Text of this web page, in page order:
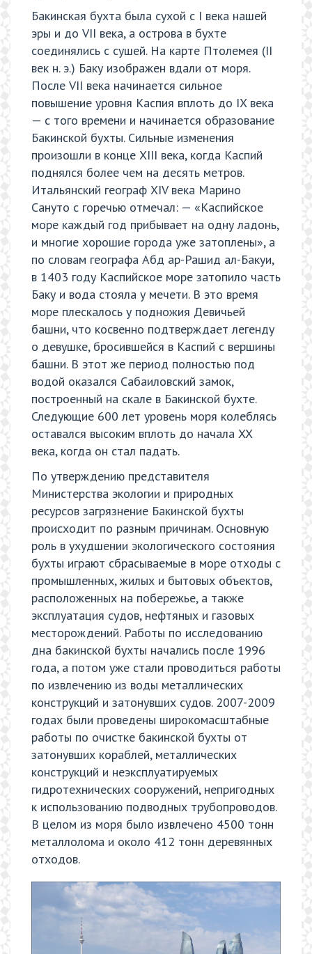
Бакинская бухта была сухой с I века нашей
эры и до VII века, а острова в бухте
соединялись с сушей. На карте Птолемея (II
век н. э.) Баку изображен вдали от моря.
После VII века начинается сильное
повышение уровня Каспия вплоть до IX века
— с того времени и начинается образование
Бакинской бухты. Сильные изменения
произошли в конце XIII века, когда Каспий
поднялся более чем на десять метров.
Итальянский географ XIV века Марино
Сануто с горечью отмечал: — «Каспийское
море каждый год прибывает на одну ладонь,
и многие хорошие города уже затоплены», а
по словам географа Абд ар-Рашид ал-Бакуи,
в 1403 году Каспийское море затопило часть
Баку и вода стояла у мечети. В это время
море плескалось у подножия Девичьей
башни, что косвенно подтверждает легенду
о девушке, бросившейся в Каспий с вершины
башни. В этот же период полностью под
водой оказался Сабаиловский замок,
построенный на скале в Бакинской бухте.
Следующие 600 лет уровень моря колеблясь
оставался высоким вплоть до начала XX
века, когда он стал падать.
По утверждению представителя
Министерства экологии и природных
ресурсов загрязнение Бакинской бухты
происходит по разным причинам. Основную
роль в ухудшении экологического состояния
бухты играют сбрасываемые в море отходы с
промышленных, жилых и бытовых объектов,
расположенных на побережье, а также
эксплуатация судов, нефтяных и газовых
месторождений. Работы по исследованию
дна бакинской бухты начались после 1996
года, а потом уже стали проводиться работы
по извлечению из воды металлических
конструкций и затонувших судов. 2007-2009
годах были проведены широкомасштабные
работы по очистке бакинской бухты от
затонувших кораблей, металлических
конструкций и неэксплуатируемых
гидротехнических сооружений, непригодных
к использованию подводных трубопроводов.
В целом из моря было извлечено 4500 тонн
металлолома и около 412 тонн деревянных
отходов.